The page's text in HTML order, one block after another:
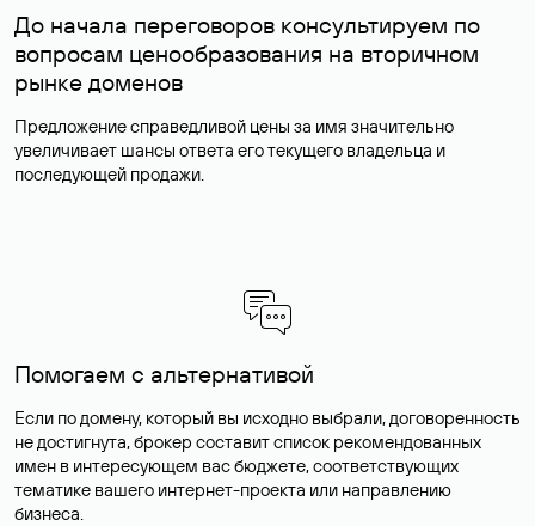
До начала переговоров консультируем по
вопросам ценообразования на вторичном
рынке доменов
Предложение справедливой цены за имя значительно
увеличивает шансы ответа его текущего владельца и
последующей продажи.
Помогаем с альтернативой
Если по домену, который вы исходно выбрали, договоренность
не достигнута, брокер составит список рекомендованных
имен в интересующем вас бюджете, соответствующих
тематике вашего интернет-проекта или направлению
бизнеса.